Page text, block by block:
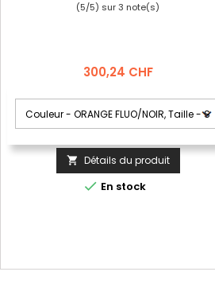
(5/5) sur3 note(s)
Prix
300,24 CHF
 Détails du produit
 En stock